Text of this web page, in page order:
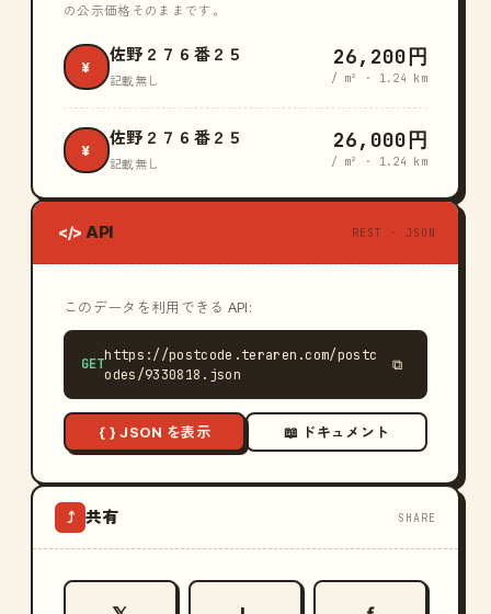
の公示価格そのままです。
¥
佐野２７６番２５
記載無し
26,200円
/ m² · 1.24 km
¥
佐野２７６番２５
記載無し
26,000円
/ m² · 1.24 km
</> API REST · JSON
このデータを利用できる API:
GET
https://postcode.teraren.com/postc
odes/9330818.json
⧉
{ } JSON を表示 📖 ドキュメント
⤴ 共有 SHARE